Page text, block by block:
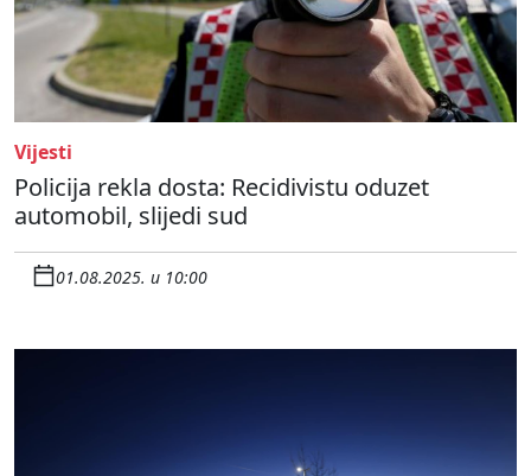
Vijesti
Policija rekla dosta: Recidivistu oduzet
automobil, slijedi sud
01.08.2025. u 10:00